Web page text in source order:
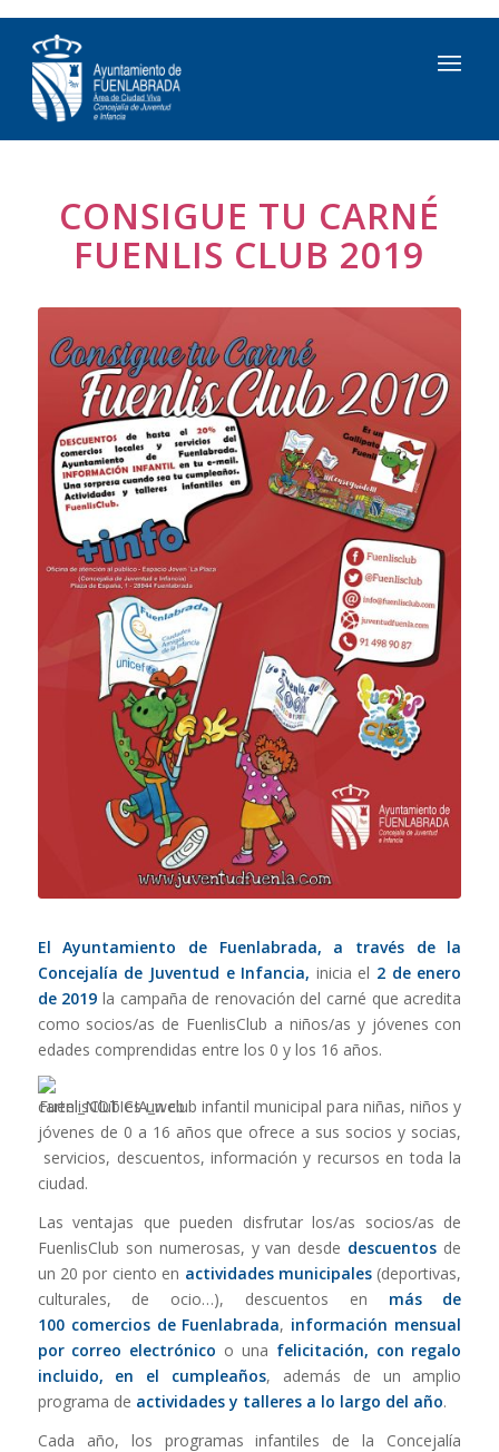
CONSIGUE TU CARNÉ
FUENLIS CLUB 2019
El Ayuntamiento de Fuenlabrada, a través de la
Concejalía de Juventud e Infancia, inicia el 2 de enero
de 2019 la campaña de renovación del carné que acredita
como socios/as de FuenlisClub a niños/as y jóvenes con
edades comprendidas entre los 0 y los 16 años.
FuenlisClub es un club infantil municipal para niñas, niños y
jóvenes de 0 a 16 años que ofrece a sus socios y socias,
servicios, descuentos, información y recursos en toda la
ciudad.
Las ventajas que pueden disfrutar los/as socios/as de
FuenlisClub son numerosas, y van desde descuentos de
un 20 por ciento en actividades municipales (deportivas,
culturales, de ocio…), descuentos en más de
100 comercios de Fuenlabrada, información mensual
por correo electrónico o una felicitación, con regalo
incluido, en el cumpleaños, además de un amplio
programa de actividades y talleres a lo largo del año.
Cada año, los programas infantiles de la Concejalía